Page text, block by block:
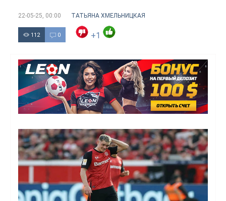
22-05-25, 00:00 ТАТЬЯНА ХМЕЛЬНИЦКАЯ
112 0 +1